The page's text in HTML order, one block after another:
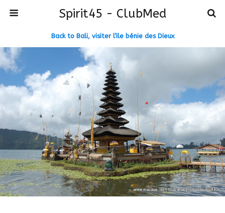
Spirit45 - ClubMed
Back to Bali, visiter l’ile bénie des Dieux